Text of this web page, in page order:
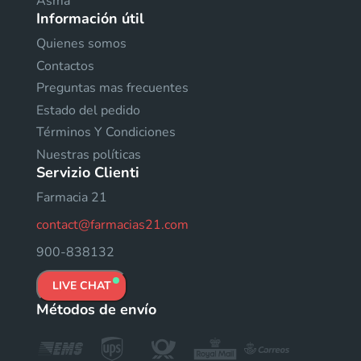
Información útil
Quienes somos
Contactos
Preguntas mas frecuentes
Estado del pedido
Términos Y Condiciones
Nuestras políticas
Servizio Clienti
Farmacia 21
contact@farmacias21.com
900-838132
LIVE CHAT
Métodos de envío